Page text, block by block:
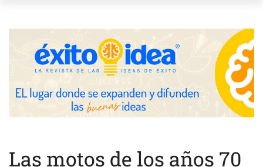
Las motos de los años 70